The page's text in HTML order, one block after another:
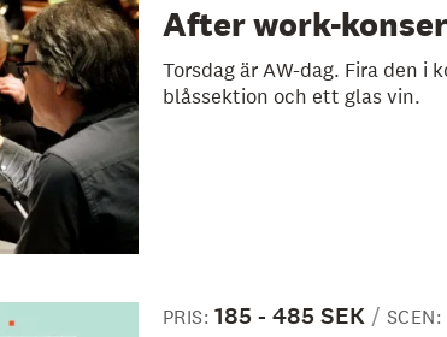
After work-
Torsdag är AW-dag. Fira den i
blåssektion och ett glas vin.
PRIS: 185 - 485 SEK SCEN: